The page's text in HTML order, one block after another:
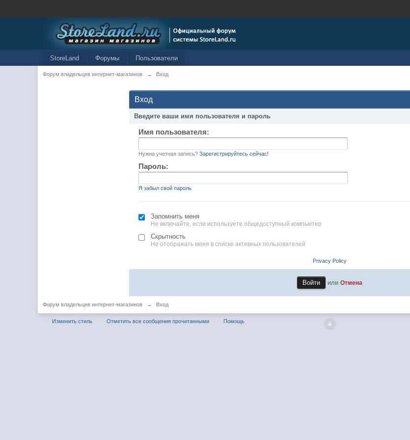
StoreLand Форумы Пользователи
Форум владельцев интернет-магазинов → Вход
Вход
Введите ваши имя пользователя и пароль
Имя пользователя:
Нужна учетная запись? Зарегистрируйтесь сейчас!
Пароль:
Я забыл свой пароль
Запомнить меня
Не включайте, если используете общедоступный компьютер
Скрытность
Не отображать меня в списке активных пользователей
Privacy Policy
илиОтмена
Форум владельцев интернет-магазинов → Вход
Изменить стиль Отметить все сообщения прочитанными Помощь